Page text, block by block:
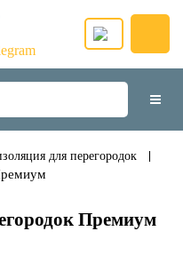
для перегородок
Премиум